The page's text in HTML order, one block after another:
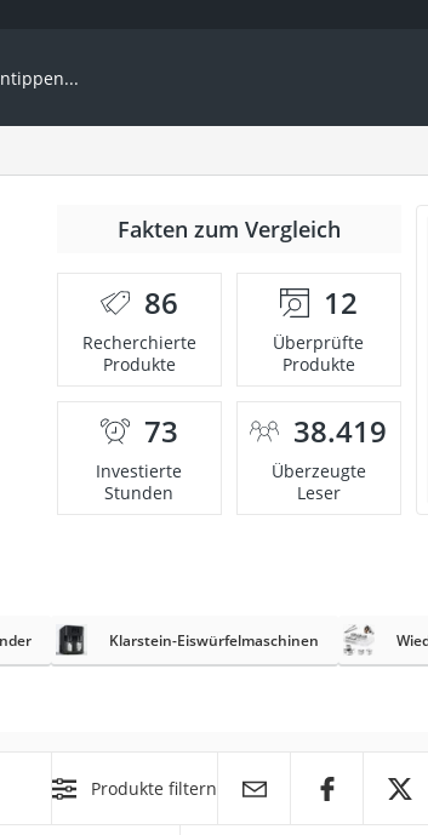
Fakten zum Vergleich
86
Recherchierte
Produkte
12
Überprüfte
Produkte
73
Investierte
Stunden
38.419
Überzeugte
Leser
Klarstein-Eiswürfelmaschinen
Produkte filtern